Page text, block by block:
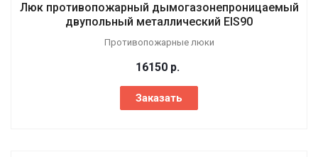
Люк противопожарный дымогазонепроницаемый
двупольный металлический EIS90
Противопожарные люки
16150 р.
Заказать